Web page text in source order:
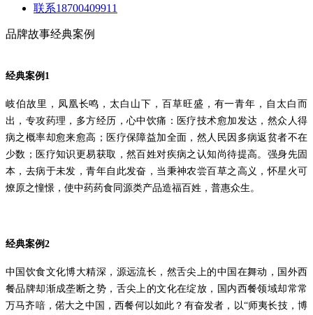
联系18700409911
品牌故事经典案例
经典案例 1
岐伯故里，凤凰长鸣，太白山下，百草旺盛，有一青年，自太白而
出，专攻药理，多方经历，心中饮痛：医疗技术愈加发达，然众人得
病之概率却愈来愈高；医疗保障益加全面，然人民因多病返贫者不在
少数；医疗知识更易获取，然百姓对疾病之认知尚待提高。 强身先固
本，去病于未发 ，青年自此发奋，当 秉神农尝百草之 高 义，怀星 火可
燎原之憧憬，使中药药食同源类产品造福百姓，普惠众生。
经典案例2
中国饮食文化博大精深，源远流长，然舌尖上的中国在舞动，国外西
餐品牌却渐成垄断之势，舌尖上的文化在绽放，国内西餐领域却常常
万马齐喑，偌大之中国，西餐何以如此？有奋发者，以“师夷长技，博